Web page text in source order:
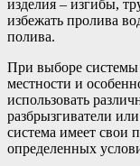
изделия – изгибы,
избежать пролива
полива.
При выборе системы
местности и
использовать
разбрызгиватели
система имеет свои
определенных